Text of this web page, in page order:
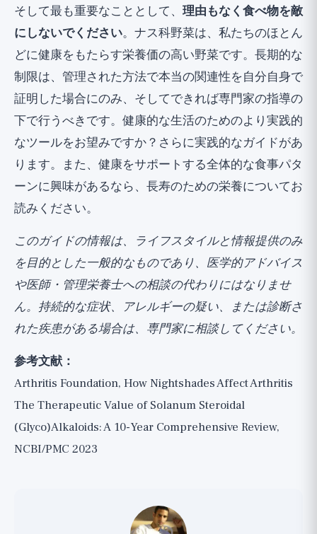
そして最も重要なこととして、 理由もなく食べ物を敵
にしないでください。ナス科野菜は、私たちのほとん
どに健康をもたらす栄養価の高い野菜です。長期的な
制限は、管理された方法で本当の関連性を自分自身で
証明した場合にのみ、そしてできれば専門家の指導の
下で行うべきです。健康的な生活のためのより実践的
なツールをお望みですか？ さらに実践的なガイドがあ
ります。また、健康をサポートする全体的な食事パタ
ーンに興味があるなら、 長寿のための栄養についてお
読みください。
このガイドの情報は、ライフスタイルと情報提供のみ
を目的とした一般的なものであり、医学的アドバイス
や医師・管理栄養士への相談の代わりにはなりませ
ん。持続的な症状、アレルギーの疑い、または診断さ
れた疾患がある場合は、専門家に相談してください。
参考文献：
Arthritis Foundation, How Nightshades Affect Arthritis
The Therapeutic Value of Solanum Steroidal
(Glyco)Alkaloids: A 10-Year Comprehensive Review,
NCBI/PMC 2023